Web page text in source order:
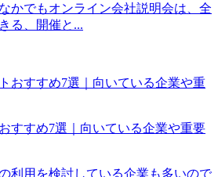
かでもオンライン会社説明会は、全
る、開催と...
すすめ7選｜向いている企業や重要
利用を検討している企業も多いので